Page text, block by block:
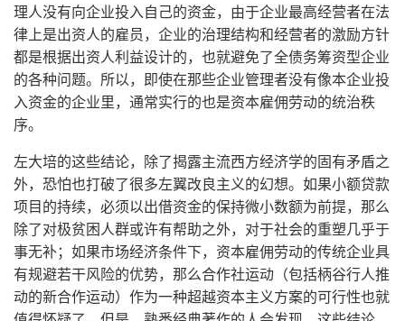
理人没有向企业投入自己的资金，由于企业最高经营者在法
律上是出资人的雇员，企业的治理结构和经营者的激励方针
都是根据出资人利益设计的，也就避免了全债务筹资型企业
的各种问题。所以，即使在那些企业管理者没有像本企业投
入资金的企业里，通常实行的也是资本雇佣劳动的统治秩
序。
左大培的这些结论，除了揭露主流西方经济学的固有矛盾之
外，恐怕也打破了很多左翼改良主义的幻想。如果小额贷款
项目的持续，必须以出借资金的保持微小数额为前提，那么
除了对极贫困人群或许有帮助之外，对于社会的重塑几乎于
事无补；如果市场经济条件下，资本雇佣劳动的传统企业具
有规避若干风险的优势，那么合作社运动（包括柄谷行人推
动的新合作运动）作为一种超越资本主义方案的可行性也就